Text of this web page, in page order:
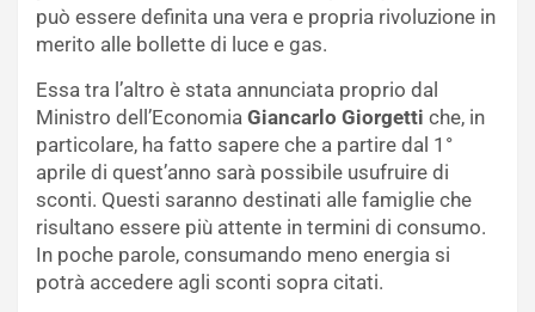
può essere definita una vera e propria rivoluzione in
merito alle bollette di luce e gas.
Essa tra l’altro è stata annunciata proprio dal
Ministro dell’Economia Giancarlo Giorgetti che, in
particolare, ha fatto sapere che a partire dal 1°
aprile di quest’anno sarà possibile usufruire di
sconti. Questi saranno destinati alle famiglie che
risultano essere più attente in termini di consumo.
In poche parole, consumando meno energia si
potrà accedere agli sconti sopra citati.